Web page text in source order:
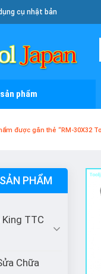
cụ nhật bản
phẩm
được gắn thẻ “RM-30X32
PHẨM
TTC
Chữa